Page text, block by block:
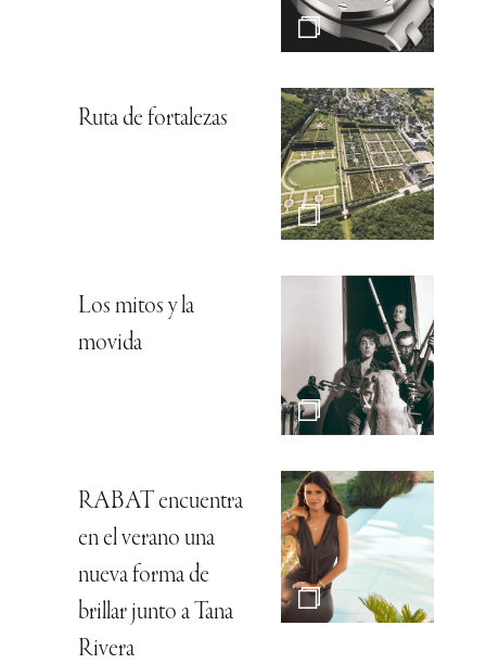
Ruta de fortalezas
Los mitos y la
movida
RABAT encuentra
en el verano una
nueva forma de
brillar junto a Tana
Rivera